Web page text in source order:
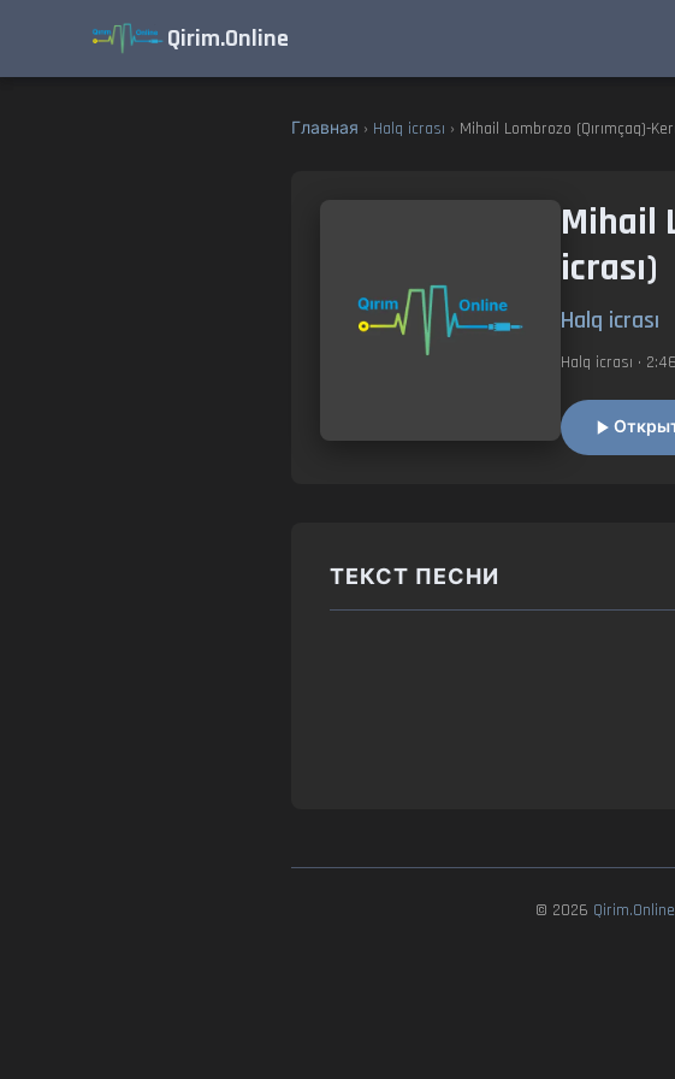
Qirim.Online
Главная › Halq icrası › Mihail Lombrozo (Qırımçaq)-
Mihail
icrası)
Halq icrası
Halq icrası • 2:46
ТЕКСТ ПЕСНИ
© 2026 Qirim.Online